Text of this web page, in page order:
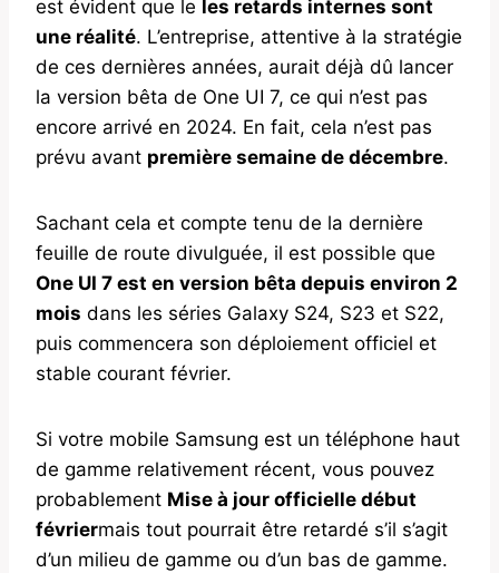
est évident que le les retards internes sont
une réalité. L’entreprise, attentive à la stratégie
de ces dernières années, aurait déjà dû lancer
la version bêta de One UI 7, ce qui n’est pas
encore arrivé en 2024. En fait, cela n’est pas
prévu avant première semaine de décembre.
Sachant cela et compte tenu de la dernière
feuille de route divulguée, il est possible que
One UI 7 est en version bêta depuis environ 2
mois dans les séries Galaxy S24, S23 et S22,
puis commencera son déploiement officiel et
stable courant février.
Si votre mobile Samsung est un téléphone haut
de gamme relativement récent, vous pouvez
probablement Mise à jour officielle début
févriermais tout pourrait être retardé s’il s’agit
d’un milieu de gamme ou d’un bas de gamme.